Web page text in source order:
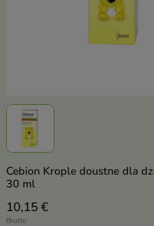
Cebion Krople doustne dla
30 ml
10,15 €
Brutto